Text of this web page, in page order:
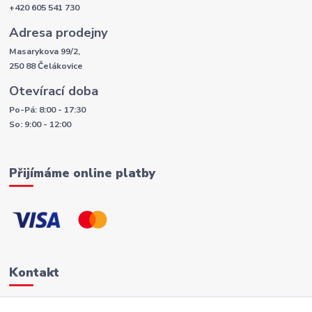
+420 605 541 730
Adresa prodejny
Masarykova 99/2,
250 88 Čelákovice
Otevírací doba
Po-Pá: 8:00 - 17:30
So: 9:00 - 12:00
Přijímáme online platby
Kontakt